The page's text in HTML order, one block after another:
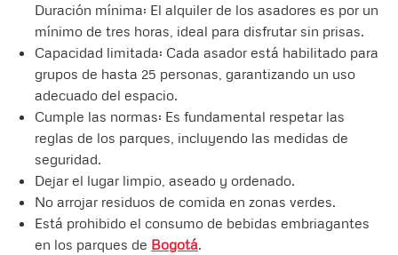
Duración mínima: El alquiler de los asadores es por un
mínimo de tres horas, ideal para disfrutar sin prisas.
Capacidad limitada: Cada asador está habilitado para
grupos de hasta 25 personas, garantizando un uso
adecuado del espacio.
Cumple las normas: Es fundamental respetar las
reglas de los parques, incluyendo las medidas de
seguridad.
Dejar el lugar limpio, aseado y ordenado.
No arrojar residuos de comida en zonas verdes.
Está prohibido el consumo de bebidas embriagantes
en los parques de Bogotá.